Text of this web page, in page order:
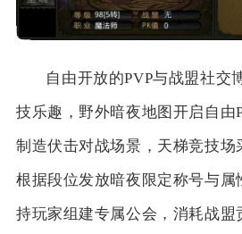
自由开放的PVP与战盟社交
技乐趣，野外暗夜地图开启自由
制造伏击对战场景，天梯竞技场
根据段位发放暗夜限定称号与属
持玩家组建专属公会，消耗战盟